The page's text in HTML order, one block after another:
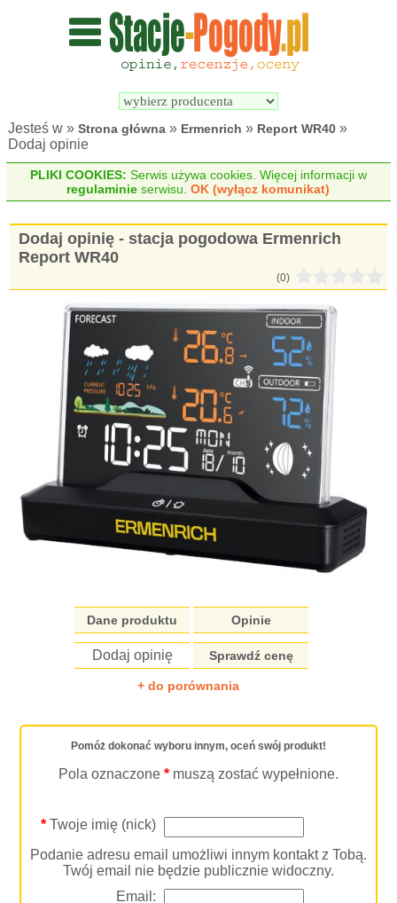
Wyszukiwarka
pogodowych
Jesteś w »Strona główna » Ermenrich » Report WR40 »
Dodaj opinie
PLIKI COOKIES: Serwis używa cookies. Więcej informacji w
regulaminie serwisu.OK (wyłącz komunikat)
Dodaj opinię - stacja pogodowa Ermenrich
Report WR40
(0)
Dane produktu Opinie
Dodaj opinię Sprawdź cenę
+ do porównania
Pomóż dokonać wyboru innym, oceń swój produkt!
Pola oznaczone * muszą zostać wypełnione.
*Twoje imię (nick)
Podanie adresu email umożliwi innym kontakt z Tobą.
Twój email nie będzie publicznie widoczny.
Email: